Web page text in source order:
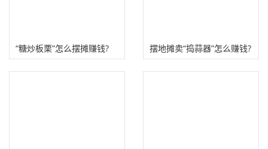
“糖炒板栗”怎么摆摊赚钱? 摆地摊卖“捣蒜器”怎么赚钱?